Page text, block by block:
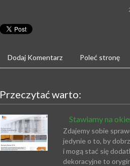
Dodaj Komentarz Poleć stronę
Przeczytać warto:
Stawiamy na
Zdajemy sobie
jedynie o to, by
i mogą stać się
dekoracyjne to